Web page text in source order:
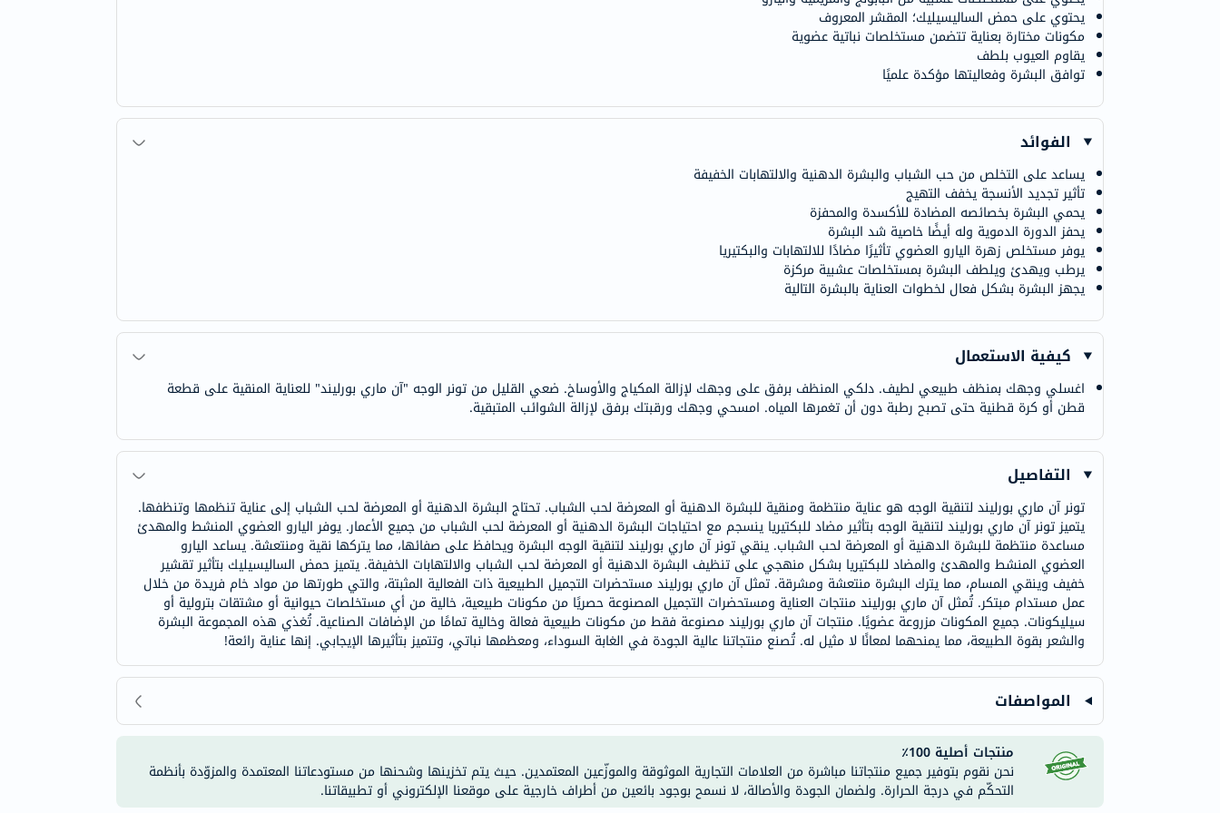
Biochem
أساسيات
العناية
باقة
خسارة
الوزن
روتيني
باقة
القلب
الصحي
Original
IV
اختبار
التحسس
الحالة
الصحية
البشرة
والشعر
يحتوي على حمض الساليسيليك؛ المقشر المعروف
مكونات مختارة بعناية تتضمن مستخلصات نباتية عضوية
يقاوم العيوب بلطف
توافق البشرة وفعاليتها مؤكدة علميًا
الفوائد
يساعد على التخلص من حب الشباب والبشرة الدهنية والالتهابات الخفيفة
تأثير تجديد الأنسجة يخفف التهيج
يحمي البشرة بخصائصه المضادة للأكسدة والمحفزة
يحفز الدورة الدموية وله أيضًا خاصية شد البشرة
يوفر مستخلص زهرة اليارو العضوي تأثيرًا مضادًا للالتهابات والبكتيريا
يرطب ويهدئ ويلطف البشرة بمستخلصات عشبية مركزة
يجهز البشرة بشكل فعال لخطوات العناية بالبشرة التالية
كيفية الاستعمال
اغسلي وجهك بمنظف طبيعي لطيف. دلكي المنظف برفق على وجهك لإزالة المكياج والأوساخ. ضعي القليل من تونر الوجه "آن ماري بورليند" للعناية المنقية على قطعة
قطن أو كرة قطنية حتى تصبح رطبة دون أن تغمرها المياه. امسحي وجهك ورقبتك برفق لإزالة الشوائب المتبقية.
التفاصيل
تونر آن ماري بورليند لتنقية الوجه هو عناية منتظمة ومنقية للبشرة الدهنية أو المعرضة لحب الشباب. تحتاج البشرة الدهنية أو المعرضة لحب الشباب إلى عناية تنظمها وتنظفها.
يتميز تونر آن ماري بورليند لتنقية الوجه بتأثير مضاد للبكتيريا ينسجم مع احتياجات البشرة الدهنية أو المعرضة لحب الشباب من جميع الأعمار. يوفر اليارو العضوي المنشط والمهدئ
مساعدة منتظمة للبشرة الدهنية أو المعرضة لحب الشباب. ينقي تونر آن ماري بورليند لتنقية الوجه البشرة ويحافظ على صفائها، مما يتركها نقية ومنتعشة. يساعد اليارو
العضوي المنشط والمهدئ والمضاد للبكتيريا بشكل منهجي على تنظيف البشرة الدهنية أو المعرضة لحب الشباب والالتهابات الخفيفة. يتميز حمض الساليسيليك بتأثير تقشير
خفيف وينقي المسام، مما يترك البشرة منتعشة ومشرقة. تمثل آن ماري بورليند مستحضرات التجميل الطبيعية ذات الفعالية المثبتة، والتي طورتها من مواد خام فريدة من خلال
عمل مستدام مبتكر. تُمثل آن ماري بورليند منتجات العناية ومستحضرات التجميل المصنوعة حصريًا من مكونات طبيعية، خالية من أي مستخلصات حيوانية أو مشتقات بترولية أو
سيليكونات. جميع المكونات مزروعة عضويًا. منتجات آن ماري بورليند مصنوعة فقط من مكونات طبيعية فعالة وخالية تمامًا من الإضافات الصناعية. تُغذي هذه المجموعة البشرة
والشعر بقوة الطبيعة، مما يمنحهما لمعانًا لا مثيل له. تُصنع منتجاتنا عالية الجودة في الغابة السوداء، ومعظمها نباتي، وتتميز بتأثيرها الإيجابي. إنها عناية رائعة!
المواصفات
منتجات أصلية 100٪
نحن نقوم بتوفير جميع منتجاتنا مباشرة من العلامات التجارية الموثوقة والموزّعين المعتمدين. حيث يتم تخزينها وشحنها من مستودعاتنا المعتمدة والمزوّدة بأنظمة
التحكّم في درجة الحرارة. ولضمان الجودة والأصالة، لا نسمح بوجود بائعين من أطراف خارجية على موقعنا الإلكتروني أو تطبيقاتنا.